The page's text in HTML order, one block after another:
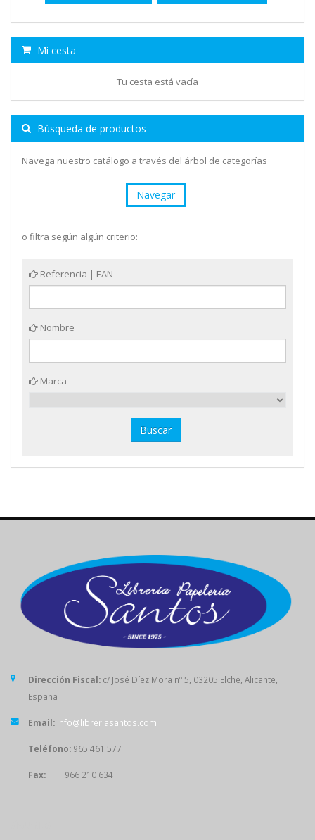
Mi cesta
Tu cesta está vacía
Búsqueda de productos
Navega nuestro catálogo a través del árbol de categorías
Navegar
o filtra según algún criterio:
Referencia | EAN
Nombre
Marca
Dirección Fiscal: c/ José Díez Mora nº 5, 03205 Elche, Alicante,
España
Email: info@libreriasantos.com
Teléfono: 965 461 577
Fax: 966 210 634